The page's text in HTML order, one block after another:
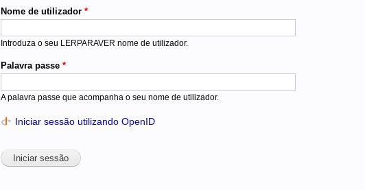
Nome de utilizador *
Introduza o seu LERPARAVER nome de utilizador.
Palavra passe *
A palavra passe que acompanha o seu nome de utilizador.
Iniciar sessão utilizando OpenID